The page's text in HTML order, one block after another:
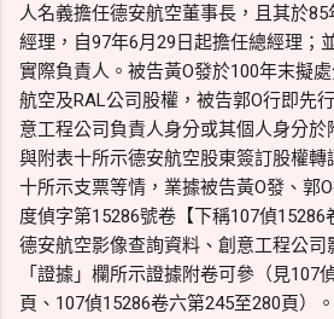
人名義擔任德安航空董事長，且其於
經理，自97年6月29日起擔任總經理；
實際負責人。被告黃O發於100年末擬
航空及RAL公司股權，被告郭O行即先
意工程公司負責人身分或其個人身分於
與附表十所示德安航空股東簽訂股權轉
十所示支票等情，業據被告黃O發、郭
度偵字第15286號卷【下稱107偵
德安航空影像查詢資料、創意工程公
「證據」欄所示證據附卷可參（見107
頁、107偵15286卷六第245至280頁）